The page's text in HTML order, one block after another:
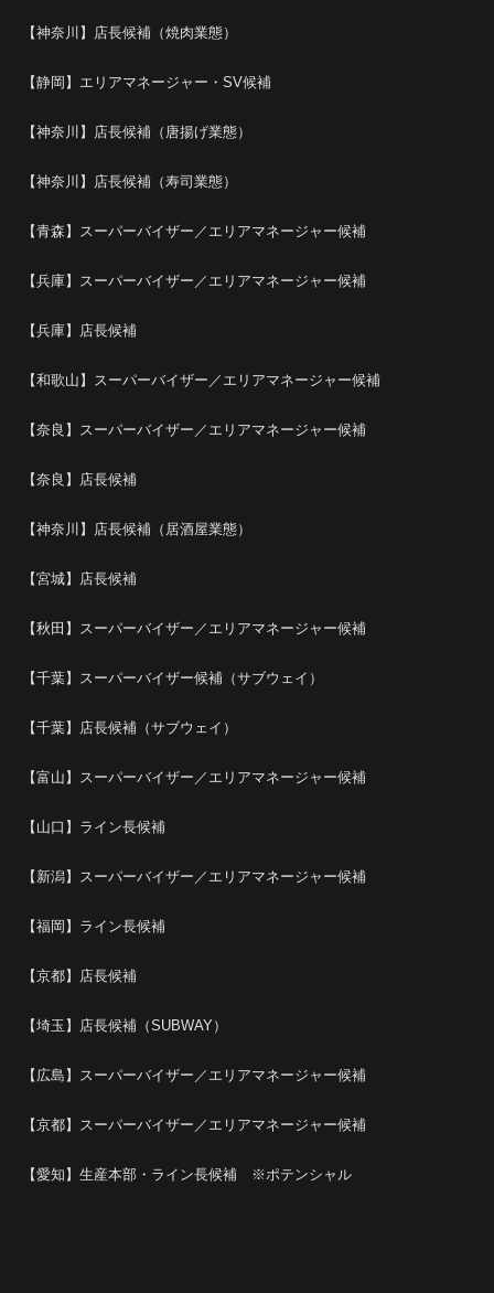
【神奈川】店長候補（焼肉業態）
【静岡】エリアマネージャー・SV候補
【神奈川】店長候補（唐揚げ業態）
【神奈川】店長候補（寿司業態）
【青森】スーパーバイザー／エリアマネージャー候補
【兵庫】スーパーバイザー／エリアマネージャー候補
【兵庫】店長候補
【和歌山】スーパーバイザー／エリアマネージャー候補
【奈良】スーパーバイザー／エリアマネージャー候補
【奈良】店長候補
【神奈川】店長候補（居酒屋業態）
【宮城】店長候補
【秋田】スーパーバイザー／エリアマネージャー候補
【千葉】スーパーバイザー候補（サブウェイ）
【千葉】店長候補（サブウェイ）
【富山】スーパーバイザー／エリアマネージャー候補
【山口】ライン長候補
【新潟】スーパーバイザー／エリアマネージャー候補
【福岡】ライン長候補
【京都】店長候補
【埼玉】店長候補（SUBWAY）
【広島】スーパーバイザー／エリアマネージャー候補
【京都】スーパーバイザー／エリアマネージャー候補
【愛知】生産本部・ライン長候補 ※ポテンシャル